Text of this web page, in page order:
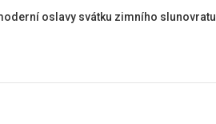
oslavy svátku zimního slunovratu